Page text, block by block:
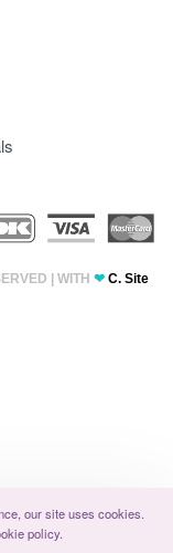
| WITH ❤ C. Site
our site uses cookies.
policy.